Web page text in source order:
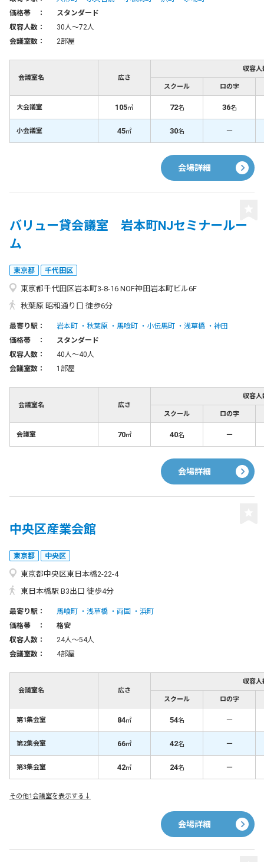
価格帯 ：
スタンダード
収容人数：
30人〜72人
会議室数：
2部屋
会議室名 広さ
収容人
スクール ロの字
大会議室 105㎡ 72名 36名
小会議室 45㎡ 30名 －
会場詳細
バリュー貸会議室 岩本町NJセミナールー
ム
東京都 千代田区
東京都千代田区岩本町3-8-16 NOF神田岩本町ビル6F
秋葉原 昭和通り口 徒歩6分
最寄り駅： 岩本町 秋葉原 馬喰町 小伝馬町 浅草橋
神田
価格帯 ：
スタンダード
収容人数：
40人〜40人
会議室数：
1部屋
会議室名 広さ
収容人
スクール ロの字
会議室 70㎡ 40名 －
会場詳細
中央区産業会館
東京都 中央区
東京都中央区東日本橋2-22-4
東日本橋駅 B3出口 徒歩4分
最寄り駅： 馬喰町 浅草橋 両国
浜町
価格帯 ：
格安
収容人数：
24人〜54人
会議室数：
4部屋
会議室名 広さ
収容人
スクール ロの字
第1集会室 84㎡ 54名 －
第2集会室 66㎡ 42名 －
第3集会室 42㎡ 24名 －
その他1会議室を表示する↓
会場詳細